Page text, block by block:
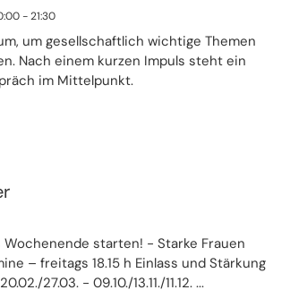
- 21:30
um gesellschaftlich wichtige Themen
Nach einem kurzen Impuls steht ein
im Mittelpunkt.
starten! - Starke Frauen
– freitags 18.15 h Einlass und Stärkung
27.03. - 09.10./13.11./11.12. ...